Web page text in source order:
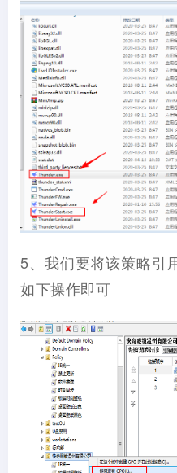
5、我们要将该策略引
如下操作即可